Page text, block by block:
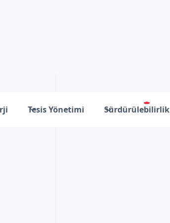
Tesis Yönetimi Sürdürülebilirlik